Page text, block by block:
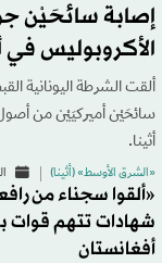
إصابة سائحَيْن
الأكروبوليس في
سائحَيْن أميركيَيْن من أصول
أثينا.
«الشرق الأوسط» (أثينا)
«ألقوا سجناء من
شهادات تتهم قوات
أفغانستان